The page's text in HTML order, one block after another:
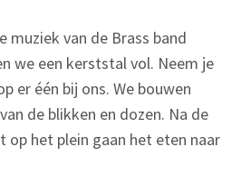
muziek van de Brass band
we een kerststal vol. Neem je
er één bij ons. We bouwen
de blikken en dozen. Na de
op het plein gaan het eten naar